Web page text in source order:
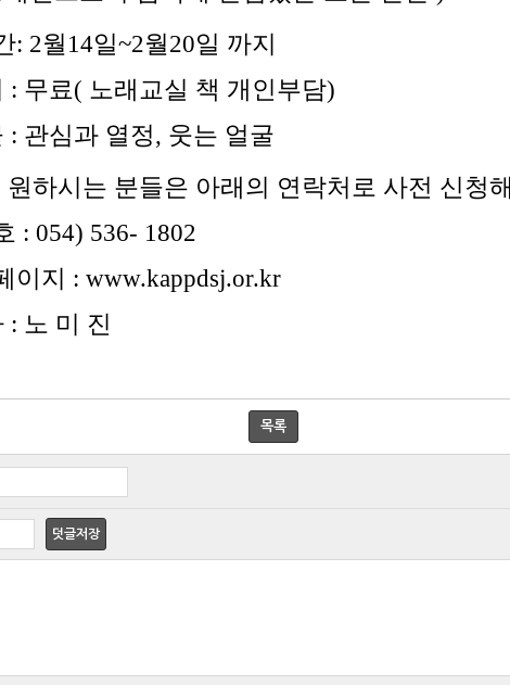
~2월20일 까지
: 무료( 노래교실 책 개인부담)
: 관심과 열정, 웃는 얼굴
들은 아래의 연락처로 사전 신청해
: 054) 536- 1802
이지 : www.kappdsj.or.kr
: 노 미 진
목록
덧글저장